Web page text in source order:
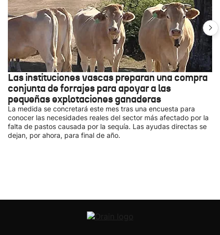
Las instituciones vascas preparan una compra
conjunta de forrajes para apoyar a las
pequeñas explotaciones ganaderas
La medida se concretará este mes tras una encuesta para
conocer las necesidades reales del sector más afectado por la
falta de pastos causada por la sequía. Las ayudas directas se
dejan, por ahora, para final de año.